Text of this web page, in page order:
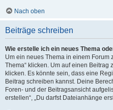
Nach oben
Beiträge schreiben
Wie erstelle ich ein neues Thema
Um ein neues Thema in einem Forum
Thema“ klicken. Um auf einen Beitrag
klicken. Es könnte sein, dass eine
Beitrag schreiben kannst. Deine
Foren- und der Beitragsansicht
erstellen“, „Du darfst Dateianhänge